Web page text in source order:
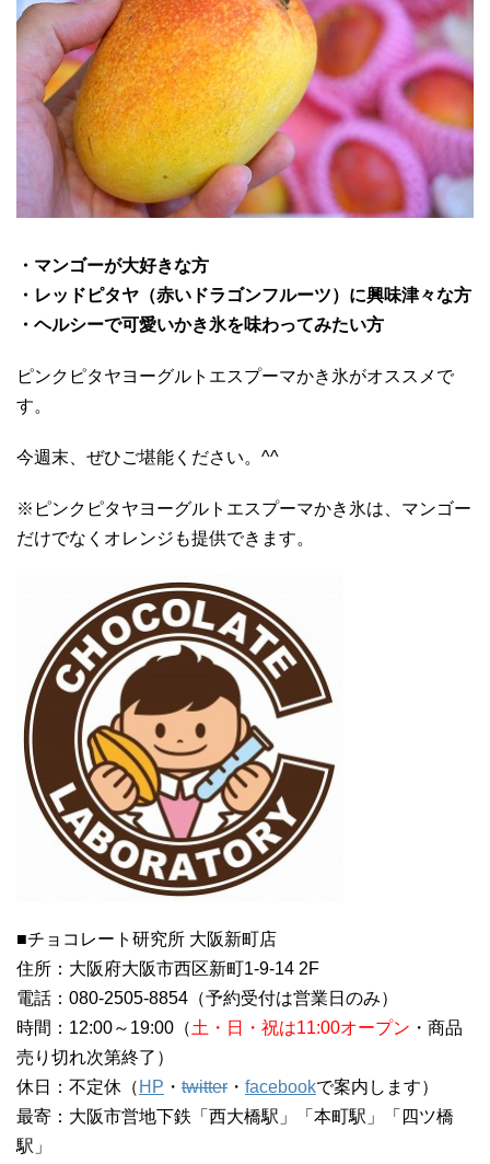
・マンゴーが大好きな方
・レッドピタヤ（赤いドラゴンフルーツ）に興味津々な方
・ヘルシーで可愛いかき氷を味わってみたい方
ピンクピタヤヨーグルトエスプーマかき氷がオススメで
す。
今週末、ぜひご堪能ください。^^
※ピンクピタヤヨーグルトエスプーマかき氷は、マンゴー
だけでなくオレンジも提供できます。
■チョコレート研究所 大阪新町店
住所：大阪府大阪市西区新町1-9-14 2F
電話：080-2505-8854（予約受付は営業日のみ）
時間：12:00～19:00（土・日・祝は11:00オープン ・商品
売り切れ次第終了）
休日：不定休（ HP ・ twitter ・ facebookで案内します）
最寄：大阪市営地下鉄「西大橋駅」「本町駅」「四ツ橋
駅」